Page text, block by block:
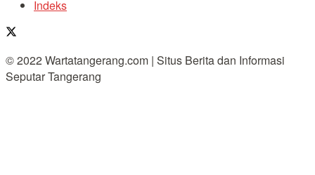
Indeks
© 2022 Wartatangerang.com | Situs Berita dan Informasi
Seputar Tangerang